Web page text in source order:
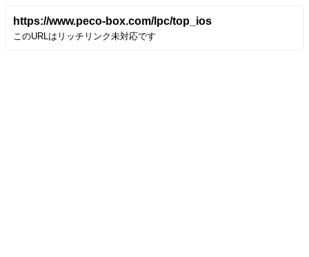
https://www.peco-box.com/lpc/top_ios
このURLはリッチリンク未対応です